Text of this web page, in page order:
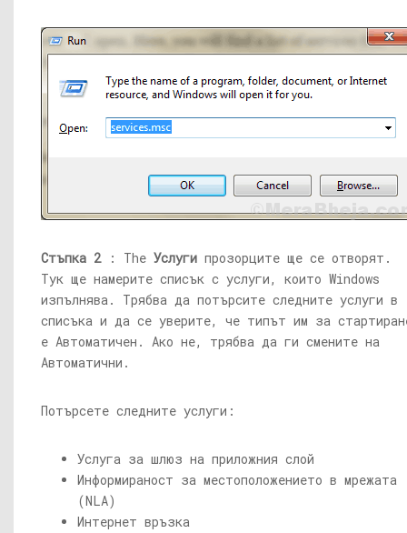
Стъпка 2: The Услуги прозорците ще се отворят.
Тук ще намерите списък с услуги, които Windows
изпълнява. Трябва да потърсите следните услуги в
списъка и да се уверите, че типът им за
е Автоматичен. Ако не, трябва да ги смените на
Автоматични.
Потърсете следните услуги:
Услуга за шлюз на приложния слой
Информираност за местоположението в мрежата
(NLA)
Интернет връзка